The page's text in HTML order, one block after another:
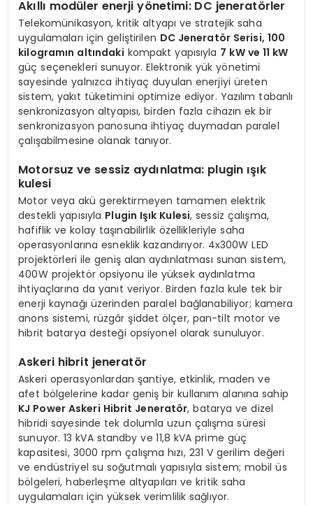
Akıllı modüler enerji yönetimi: DC jeneratörler
Telekomünikasyon, kritik altyapı ve stratejik saha
uygulamaları için geliştirilen DC Jeneratör Serisi, 100
kilogramın altındaki kompakt yapısıyla 7 kW ve 11 kW
güç seçenekleri sunuyor. Elektronik yük yönetimi
sayesinde yalnızca ihtiyaç duyulan enerjiyi üreten
sistem, yakıt tüketimini optimize ediyor. Yazılım tabanlı
senkronizasyon altyapısı, birden fazla cihazın ek bir
senkronizasyon panosuna ihtiyaç duymadan paralel
çalışabilmesine olanak tanıyor.
Motorsuz ve sessiz aydınlatma: plugin ışık
kulesi
Motor veya akü gerektirmeyen tamamen elektrik
destekli yapısıyla Plugin Işık Kulesi, sessiz çalışma,
hafiflik ve kolay taşınabilirlik özellikleriyle saha
operasyonlarına esneklik kazandırıyor. 4x300W LED
projektörleri ile geniş alan aydınlatması sunan sistem,
400W projektör opsiyonu ile yüksek aydınlatma
ihtiyaçlarına da yanıt veriyor. Birden fazla kule tek bir
enerji kaynağı üzerinden paralel bağlanabiliyor; kamera
anons sistemi, rüzgâr şiddet ölçer, pan-tilt motor ve
hibrit batarya desteği opsiyonel olarak sunuluyor.
Askeri hibrit jeneratör
Askeri operasyonlardan şantiye, etkinlik, maden ve
afet bölgelerine kadar geniş bir kullanım alanına sahip
KJ Power Askeri Hibrit Jeneratör, batarya ve dizel
hibridi sayesinde tek dolumla uzun çalışma süresi
sunuyor. 13 kVA standby ve 11,8 kVA prime güç
kapasitesi, 3000 rpm çalışma hızı, 231 V gerilim değeri
ve endüstriyel su soğutmalı yapısıyla sistem; mobil üs
bölgeleri, haberleşme altyapıları ve kritik saha
uygulamaları için yüksek verimlilik sağlıyor.